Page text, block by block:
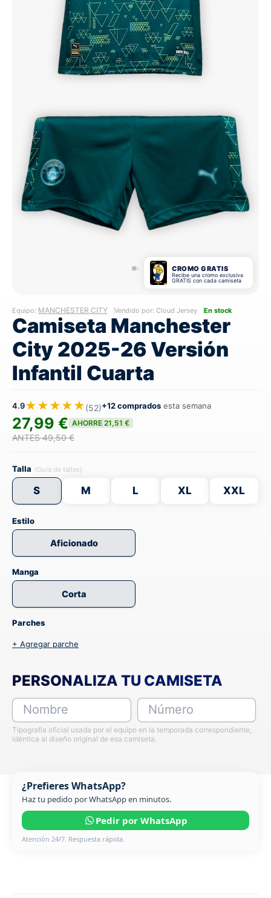
CROMO GRATIS
Recibe una cromo exclusiva
GRATIS con cada camiseta
Equipo: MANCHESTER CITY Vendido por: Cloud Jersey En stock
Camiseta Manchester
City 2025-26 Versión
Infantil Cuarta
4.9★★★★★(52)+12 comprados esta semana
27,99 € AHORRE 21,51 €
ANTES 49,50 €
Talla (Guía de tallas)
S M L XL XXL
Estilo
Aficionado
Manga
Corta
Parches
+ Agregar parche
PERSONALIZA TU CAMISETA
Nombre Número
Tipografía oficial usada por el equipo en la temporada correspondiente,
idéntica al diseño original de esa camiseta.
¿Prefieres WhatsApp?
Haz tu pedido por WhatsApp en minutos.
Pedir por WhatsApp
Atención 24/7. Respuesta rápida.